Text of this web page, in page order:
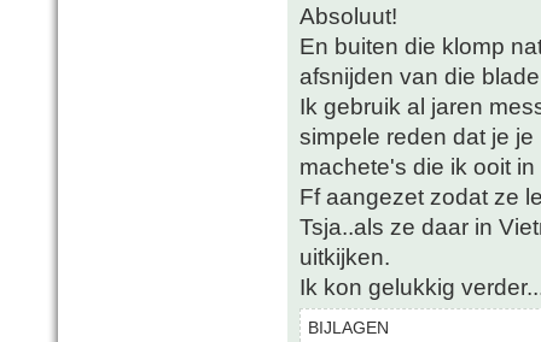
Absoluut!
En buiten die klomp
afsnijden van die
Ik gebruik al jaren
simpele reden dat je
machete's die ik ooit
Ff aangezet zodat ze
Tsja..als ze daar in
uitkijken.
Ik kon gelukkig
BIJLAGEN